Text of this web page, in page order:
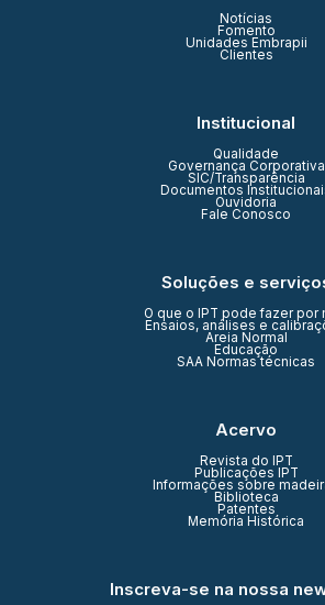
Notícias
Fomento
Unidades Embrapii
Clientes
Institucional
Qualidade
Governança Corporativa
SIC/Transparência
Documentos
Ouvidoria
Fale Conosco
Soluções e
O que o IPT pode fazer por
Ensaios, análises e
Areia Normal
Educação
SAA Normas técnicas
Acervo
Revista do IPT
Publicações IPT
Informações sobre
Biblioteca
Patentes
Memória Histórica
Inscreva-se na nossa